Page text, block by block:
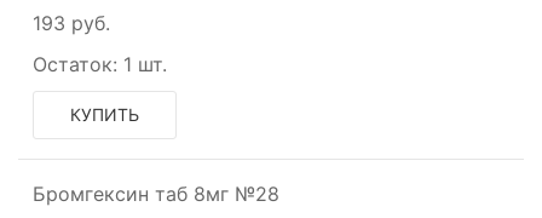
193 руб.
Остаток: 1 шт.
КУПИТЬ
Бромгексин таб 8мг №28